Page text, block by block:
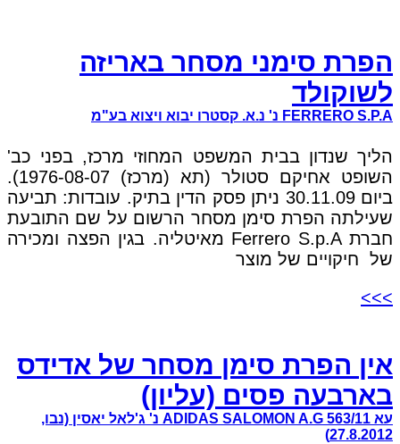
הפרת סימני מסחר באריזה
לשוקולד
FERRERO S.P.A נ' נ.א. קסטרו יבוא ויצוא בע"מ
הליך שנדון בבית המשפט המחוזי מרכז, בפני כב'
השופט אחיקם סטולר (תא (מרכז) 1976-08-07).
ביום 30.11.09 ניתן פסק הדין בתיק. עובדות: תביעה
שעילתה הפרת סימן מסחר הרשום על שם התובעת
חברת Ferrero S.p.A מאיטליה. בגין הפצה ומכירה
של חיקויים של מוצר
>>>
אין הפרת סימן מסחר של אדידס
בארבעה פסים (עליון)
עא 563/11 ADIDAS SALOMON A.G נ' ג'לאל יאסין (נבו,
27.8.2012)